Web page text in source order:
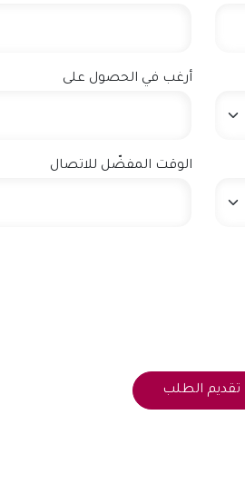
أرغب في الحصول على
الوقت المفضّل للاتصال